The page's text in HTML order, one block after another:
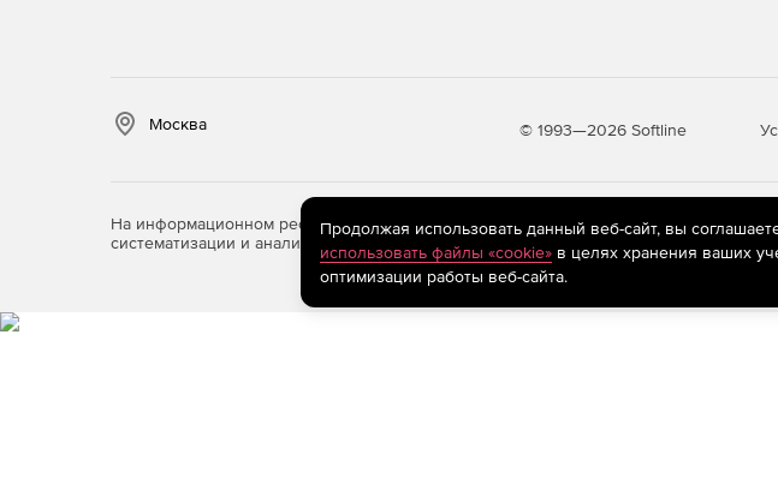
Москва © 1993—2026 Softline
На информационном ресурсе store.softline.ru применяютсярекомендательные
систематизации и анализа сведений, относящихся к предпочтениям
Продолжая использовать данный веб-сайт, вы
использовать файлы «cookie»в целях хранения ваших
оптимизации работы веб-сайта.